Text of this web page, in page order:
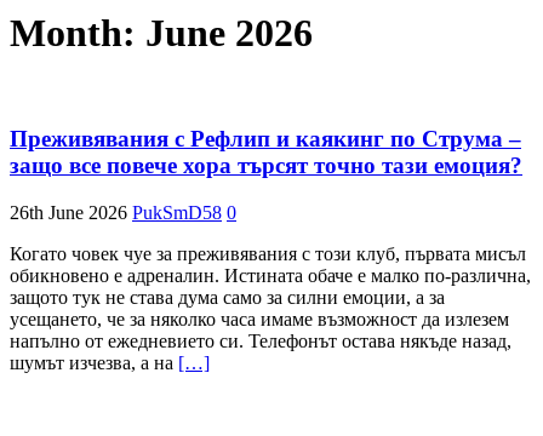
Month: June 2026
Преживявания с Рефлип и каякинг по Струма –
защо все повече хора търсят точно тази емоция?
26th June 2026 PukSmD58 0
Когато човек чуе за преживявания с този клуб, първата мисъл
обикновено е адреналин. Истината обаче е малко по-различна,
защото тук не става дума само за силни емоции, а за
усещането, че за няколко часа имаме възможност да излезем
напълно от ежедневието си. Телефонът остава някъде назад,
шумът изчезва, а на […]